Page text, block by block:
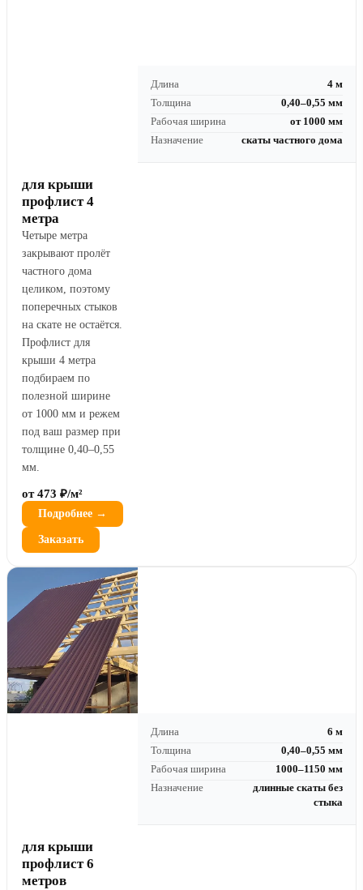
Длина
4 м
Толщина
0,40–0,55 мм
Рабочая ширина
от 1000 мм
Назначение
скаты частного дома
для крыши
профлист 4
метра
Четыре метра
закрывают пролёт
частного дома
целиком, поэтому
поперечных стыков
на скате не остаётся.
Профлист для
крыши 4 метра
подбираем по
полезной ширине
от 1000 мм и режем
под ваш размер при
толщине 0,40–0,55
мм.
от 473 ₽/м²
Подробнее →
Заказать
Длина
6 м
Толщина
0,40–0,55 мм
Рабочая ширина
1000–1150 мм
Назначение
длинные скаты без
стыка
для крыши
профлист 6
метров